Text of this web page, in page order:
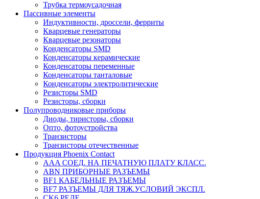
Трубка термоусадочная
Пассивные элементы
Индуктивности, дроссели, ферриты
Кварцевые генераторы
Кварцевые резонаторы
Конденсаторы SMD
Конденсаторы керамические
Конденсаторы переменные
Конденсаторы танталовые
Конденсаторы электролитические
Резисторы SMD
Резисторы, сборки
Полупроводниковые приборы
Диоды, тиристоры, сборки
Опто, фотоустройства
Транзисторы
Транзисторы отечественные
Продукция Phoenix Contact
AAA СОЕД. НА ПЕЧАТНУЮ ПЛАТУ КЛАСС.
ABN ПРИБОРНЫЕ РАЗЪЕМЫ
BF1 КАБЕЛЬНЫЕ РАЗЪЕМЫ
BF7 РАЗЪЕМЫ ДЛЯ ТЯЖ.УСЛОВИЙ ЭКСПЛ.